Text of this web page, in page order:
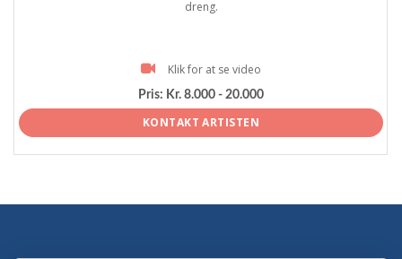
dreng.
Klik for at se video
Pris: Kr. 8.000 - 20.000
KONTAKT ARTISTEN